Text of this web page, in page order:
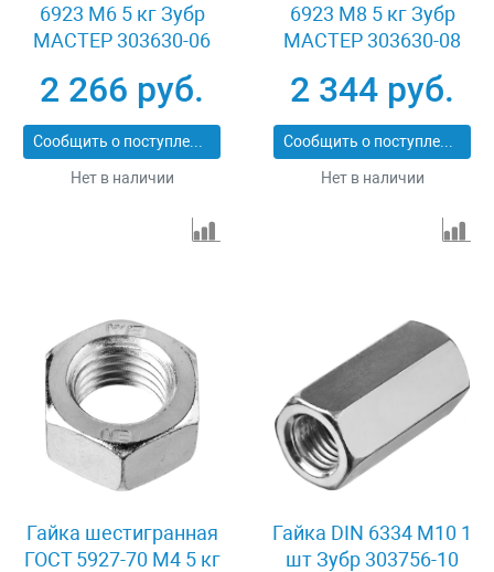
6923 M6 5 кг Зубр
МАСТЕР 303630-06
2 266 руб.
Сообщить о поступлении
Нет в наличии
6923 M8 5 кг Зубр
МАСТЕР 303630-08
2 344 руб.
Сообщить о поступлении
Нет в наличии
Гайка шестигранная
ГОСТ 5927-70 M4 5 кг
Гайка DIN 6334 M10 1
шт Зубр 303756-10